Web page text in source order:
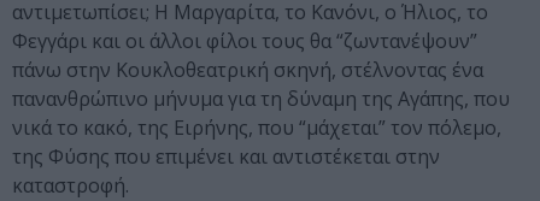
αντιμετωπίσει; Η Μαργαρίτα, το Κανόνι, ο Ήλιος, το
Φεγγάρι και οι άλλοι φίλοι τους θα “ζωντανέψουν”
πάνω στην Κουκλοθεατρική σκηνή, στέλνοντας ένα
πανανθρώπινο μήνυμα για τη δύναμη της Αγάπης, που
νικά το κακό, της Ειρήνης, που “μάχεται” τον πόλεμο,
της Φύσης που επιμένει και αντιστέκεται στην
καταστροφή.